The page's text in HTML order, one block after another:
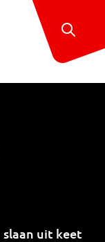
slaan uit keet